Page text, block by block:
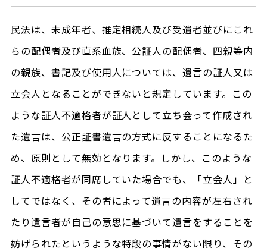
民法は、未成年者、推定相続人及び受遺者並びにこれ
らの配偶者及び直系血族、公証人の配偶者、四親等内
の親族、書記及び使用人については、遺言の証人又は
立会人となることができないと規定しています。この
ような証人不適格者が証人として立ち会って作成され
た遺言は、公正証書遺言の方式に反することになるた
め、原則として無効となります。しかし、このような
証人不適格者が同席していた場合でも、「立会人」と
してではなく、その者によって遺言の内容が左右され
たり遺言者が自己の意思に基づいて遺言をすることを
妨げられたというような特段の事情がない限り、その